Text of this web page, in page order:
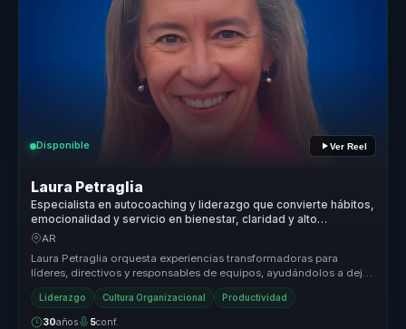
Disponible Ver Reel
Laura Petraglia
Especialista en autocoaching y liderazgo que convierte hábitos,
emocionalidad y servicio en bienestar, claridad y alto
rendimiento para equipos.
AR
Laura Petraglia orquesta experiencias transformadoras para
líderes, directivos y responsables de equipos, ayudándolos a dejar
atrás equip...
Liderazgo Cultura Organizacional Productividad
30años 5conf.